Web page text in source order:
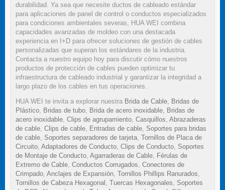
durabilidad. Ya sea que necesite ductos de cableado estándar
para aplicaciones de panel de control o conductos especializados
para condiciones ambientales severas, HUA WEI combina
capacidades avanzadas de moldeo con una destacada
experiencia en I+D para ofrecer soluciones de gestión de cables
personalizadas que superan los estándares de la industria.
Contacta a nuestro equipo hoy para discutir cómo nuestros
productos de protección de cables pueden optimizar tu
infraestructura de cableado industrial y garantizar la integridad a
largo plazo de los cables en tus operaciones.
HUA WEI te invita a explorar nuestra Brida de Cable
Bridas de
Plástico
Bridas de tubo Brida de acero inoxidable
Bridas de
acero inoxidable Clips de agrupamiento Casquillos Abrazaderas
de cable Clips de cable Entradas de cable Soportes para bridas
de cable Soportes separadores de tarjeta Tornillos de Placa de
Circuito Adaptadores de Conducto Clips de Conducto Soportes
de Montaje de Conducto Agarraderas de Cable
Férulas de
Extremo de Cable Conductos Corrugados Conectores de
Crimpado Anclajes de Expansión Tornillos Phillips Ranurados
Tornillos de Cabeza Hexagonal
Tuercas Hexagonales
Soportes